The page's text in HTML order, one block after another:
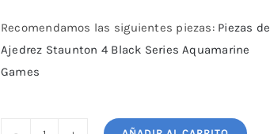
Recomendamos las siguientes piezas: Piezas de
Ajedrez Staunton 4 Black Series Aquamarine
Games